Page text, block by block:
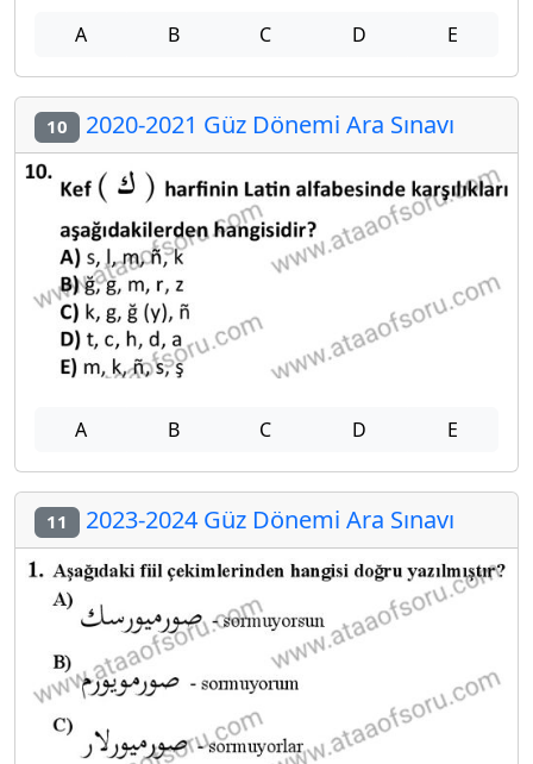
A B C D E
10 2020-2021 Güz Dönemi Ara Sınavı
A B C D E
11 2023-2024 Güz Dönemi Ara Sınavı